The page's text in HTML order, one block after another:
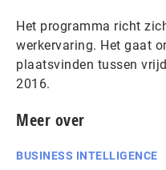
Het programma richt
werkervaring. Het gaat
plaatsvinden tussen
2016.
Meer over
BUSINESS INTELLIGENCE